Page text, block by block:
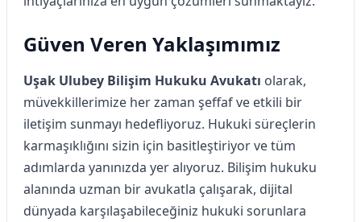
Güven Veren Yaklaşımımız
Uşak Ulubey Bilişim Hukuku Avukatı olarak,
müvekkillerimize her zaman şeffaf ve etkili bir
iletişim sunmayı hedefliyoruz. Hukuki süreçlerin
karmaşıklığını sizin için basitleştiriyor ve tüm
adımlarda yanınızda yer alıyoruz. Bilişim hukuku
alanında uzman bir avukatla çalışarak, dijital
dünyada karşılaşabileceğiniz hukuki sorunlara